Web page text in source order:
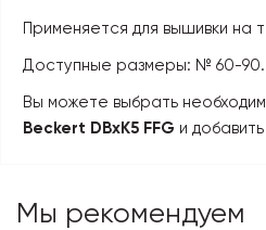
Применяется для вышивки на
Доступные размеры: № 60-90.
Вы можете выбрать
Beckert DBxK5 FFG и
Мы рекомендуем